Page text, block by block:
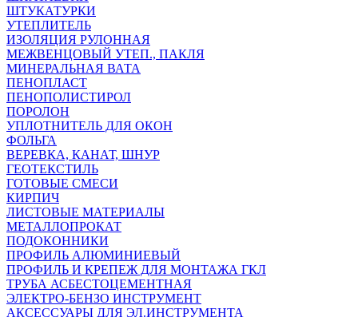
ШТУКАТУРКИ
УТЕПЛИТЕЛЬ
ИЗОЛЯЦИЯ РУЛОННАЯ
МЕЖВЕНЦОВЫЙ УТЕП., ПАКЛЯ
МИНЕРАЛЬНАЯ ВАТА
ПЕНОПЛАСТ
ПЕНОПОЛИСТИРОЛ
ПОРОЛОН
УПЛОТНИТЕЛЬ ДЛЯ ОКОН
ФОЛЬГА
ВЕРЕВКА, КАНАТ, ШНУР
ГЕОТЕКСТИЛЬ
ГОТОВЫЕ СМЕСИ
КИРПИЧ
ЛИСТОВЫЕ МАТЕРИАЛЫ
МЕТАЛЛОПРОКАТ
ПОДОКОННИКИ
ПРОФИЛЬ АЛЮМИНИЕВЫЙ
ПРОФИЛЬ И КРЕПЕЖ ДЛЯ МОНТАЖА ГКЛ
ТРУБА АСБЕСТОЦЕМЕНТНАЯ
ЭЛЕКТРО-БЕНЗО ИНСТРУМЕНТ
АКСЕССУАРЫ ДЛЯ ЭЛ.ИНСТРУМЕНТА